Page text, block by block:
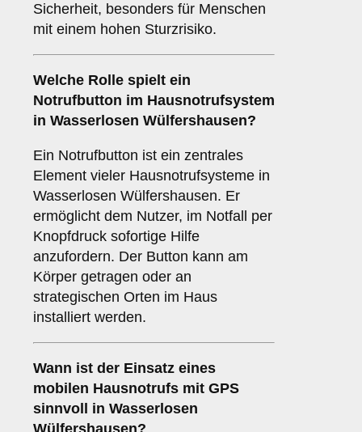
Sicherheit, besonders für Menschen
mit einem hohen Sturzrisiko.
Welche Rolle spielt ein
Notrufbutton im Hausnotrufsystem
in Wasserlosen Wülfershausen?
Ein Notrufbutton ist ein zentrales
Element vieler Hausnotrufsysteme in
Wasserlosen Wülfershausen. Er
ermöglicht dem Nutzer, im Notfall per
Knopfdruck sofortige Hilfe
anzufordern. Der Button kann am
Körper getragen oder an
strategischen Orten im Haus
installiert werden.
Wann ist der Einsatz eines
mobilen Hausnotrufs mit GPS
sinnvoll in Wasserlosen